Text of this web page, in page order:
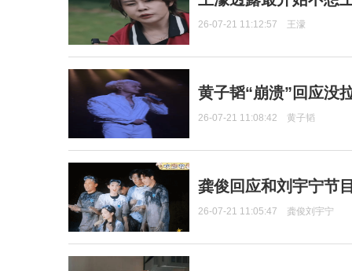
26-07-21 11:12:57 王濛
黄子韬“崩溃”回应没
26-07-21 11:08:42 黄子韬
龚俊回应和刘宇宁节
26-07-21 11:05:47 龚俊刘宇宁